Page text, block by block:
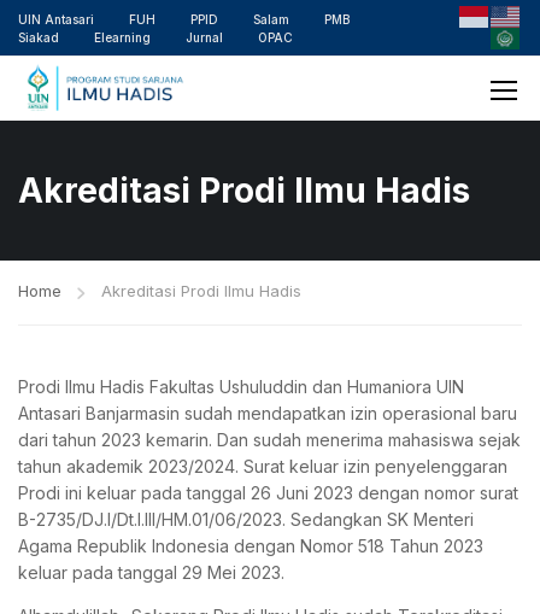
UIN Antasari FUH PPID Salam
PMB
Siakad
Elearning Jurnal OPAC
Akreditasi Prodi Ilmu Hadis
Home Akreditasi Prodi Ilmu Hadis
Prodi Ilmu Hadis Fakultas Ushuluddin dan Humaniora UIN
Antasari Banjarmasin sudah mendapatkan izin operasional baru
dari tahun 2023 kemarin. Dan sudah menerima mahasiswa sejak
tahun akademik 2023/2024. Surat keluar izin penyelenggaran
Prodi ini keluar pada tanggal 26 Juni 2023 dengan nomor surat
B-2735/DJ.I/Dt.I.III/HM.01/06/2023. Sedangkan SK Menteri
Agama Republik Indonesia dengan Nomor 518 Tahun 2023
keluar pada tanggal 29 Mei 2023.